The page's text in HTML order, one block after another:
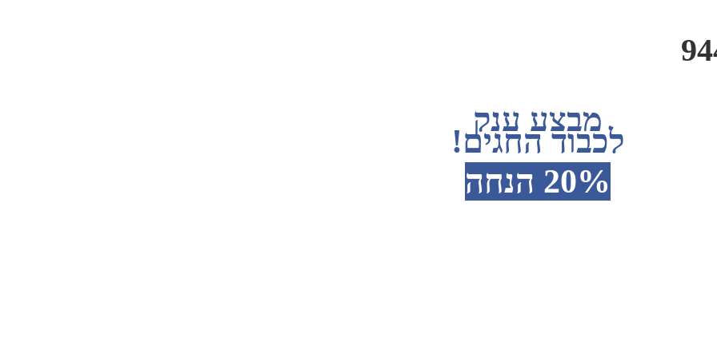
מבצע ענק
לכבוד החגים!
20% הנחה